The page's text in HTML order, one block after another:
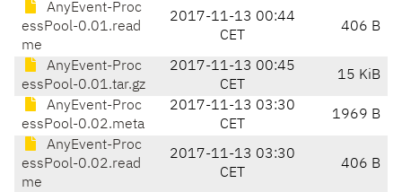
AnyEvent-Proc
essPool-0.01.read
me
2017-11-13 00:44
CET
406 B
AnyEvent-Proc
essPool-0.01.tar.gz
2017-11-13 00:45
CET
15 KiB
AnyEvent-Proc
essPool-0.02.meta
2017-11-13 03:30
CET
1969 B
AnyEvent-Proc
essPool-0.02.read
me
2017-11-13 03:30
CET
406 B